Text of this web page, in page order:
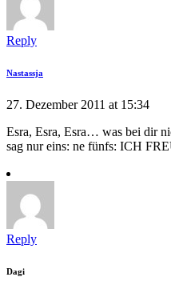
Reply
Nastassja
27. Dezember 2011 at 15:34
Esra, Esra, Esra… was bei dir
sag nur eins: ne fünfs: ICH
Reply
Dagi